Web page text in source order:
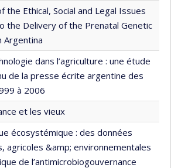
the Ethical, Social and Legal Issues
the Delivery of the Prenatal Genetic
Argentina
dans l’agriculture : une étude
de la presse écrite argentine des
à 2006
et les vieux
écosystémique : des données
agricoles &amp; environnementales
de l’antimicrobiogouvernance